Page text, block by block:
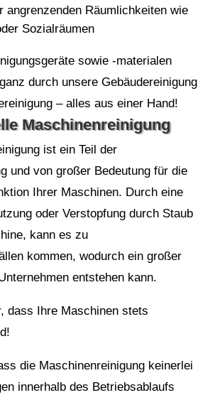
angrenzenden Räumlichkeiten wie
Sozialräumen
sowie -materialen
durch unsere Gebäudereinigung
– alles aus einer Hand!
Maschinenreinigung
ist ein Teil der
und von großer Bedeutung für die
Ihrer Maschinen. Durch eine
oder Verstopfung durch Staub
kann es zu
kommen, wodurch ein großer
entstehen kann.
dass Ihre Maschinen stets
die Maschinenreinigung keinerlei
innerhalb des Betriebsablaufs